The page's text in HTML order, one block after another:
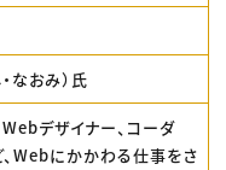
なおみ）氏
Webデザイナー、コーダ
Webにかかわる仕事をさ